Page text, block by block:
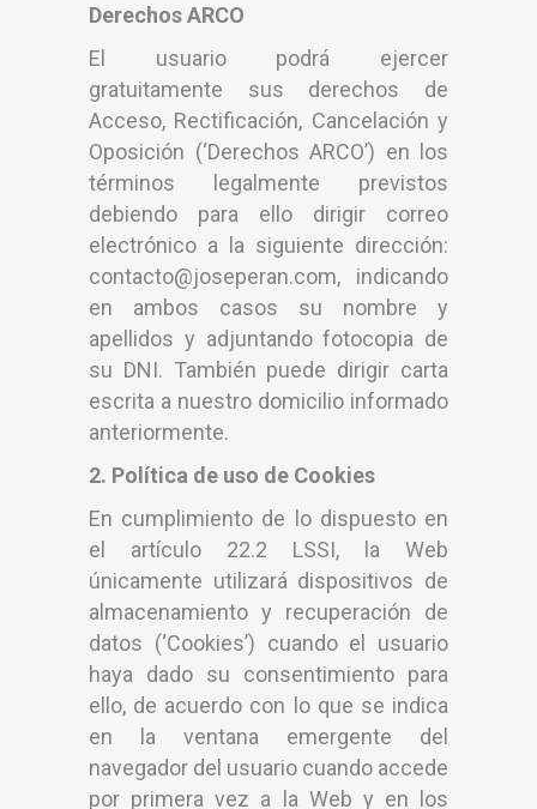
Derechos ARCO
El usuario podrá ejercer
gratuitamente sus derechos de
Acceso, Rectificación, Cancelación y
Oposición (‘Derechos ARCO’) en los
términos legalmente previstos
debiendo para ello dirigir correo
electrónico a la siguiente dirección:
contacto@joseperan.com, indicando
en ambos casos su nombre y
apellidos y adjuntando fotocopia de
su DNI. También puede dirigir carta
escrita a nuestro domicilio informado
anteriormente.
2. Política de uso de Cookies
En cumplimiento de lo dispuesto en
el artículo 22.2 LSSI, la Web
únicamente utilizará dispositivos de
almacenamiento y recuperación de
datos (‘Cookies’) cuando el usuario
haya dado su consentimiento para
ello, de acuerdo con lo que se indica
en la ventana emergente del
navegador del usuario cuando accede
por primera vez a la Web y en los